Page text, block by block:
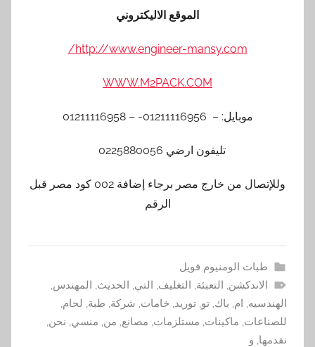
الموقع الاليكتروني
http://www.engineer-mansy.com/
WWW.M2PACK.COM
موبايل: – 01211116956- – 01211116958
تليفون ارضي 0225880056
وللإتصال من خارج مصر برجاء إضافة 002 كود مصر قبل
الرقم
طبات الومنيوم فويل
الاندكشن, التعبئة, التغليف, التي, الحديث, المهندس,
الهندسيه, ام, باك, تو, توريد, خامات, شركة, طبة, لحام,
للصناعات, ماكينات, مستلزمات, مصانع, من, منسي, نحن,
نقدمها, و